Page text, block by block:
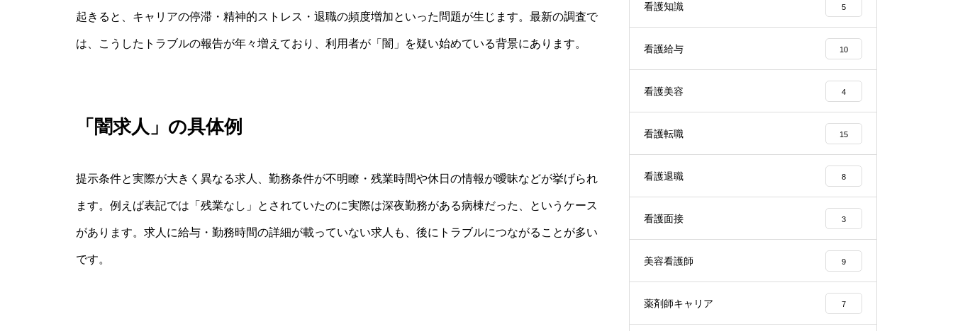
起きると、キャリアの停滞・精神的ストレス・退職の頻度増加といった問題が生じます。最新の調査で
は、こうしたトラブルの報告が年々増えており、利用者が「闇」を疑い始めている背景にあります。
「闇求人」の具体例
提示条件と実際が大きく異なる求人、勤務条件が不明瞭・残業時間や休日の情報が曖昧などが挙げられ
ます。例えば表記では「残業なし」とされていたのに実際は深夜勤務がある病棟だった、というケース
があります。求人に給与・勤務時間の詳細が載っていない求人も、後にトラブルにつながることが多い
です。
看護知識 5
看護給与 10
看護美容 4
看護転職 15
看護退職 8
看護面接 3
美容看護師 9
薬剤師キャリア 7